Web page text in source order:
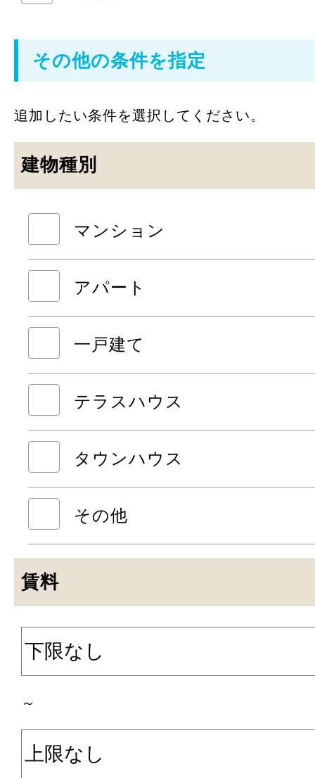
その他の条件を指定
追加したい条件を選択してください。
建物種別
マンション
アパート
一戸建て
テラスハウス
タウンハウス
その他
賃料
～